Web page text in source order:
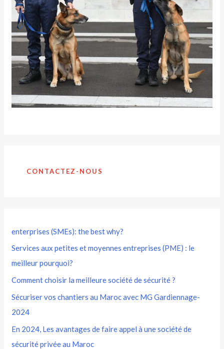
CONTACTEZ-NOUS
enterprises (SMEs): the best why?
Services aux petites et moyennes entreprises (PME) : le
meilleur pourquoi?
Comment choisir la meilleure société de sécurité ?
Sécuriser vos chantiers au Maroc avec MG Gardiennage-
2024
En 2024, Les avantages de faire appel à une société de
sécurité privée au Maroc